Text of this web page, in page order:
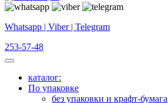
Whatsapp | Viber | Telegram
253-57-48
каталог:
По упаковке
без упаковки и крафт-бумага